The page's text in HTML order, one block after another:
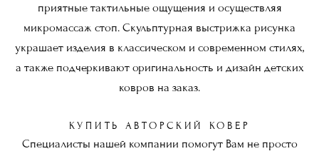
приятные тактильные ощущения и осуществляя
микромассаж стоп. Скульптурная выстрижка рисунка
украшает изделия в классическом и современном стилях,
а также подчеркивают оригинальность и дизайн детских
ковров на заказ.
КУПИТЬ АВТОРСКИЙ КОВЕР
Специалисты нашей компании помогут Вам не просто